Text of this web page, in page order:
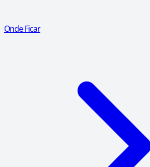
Onde Ficar